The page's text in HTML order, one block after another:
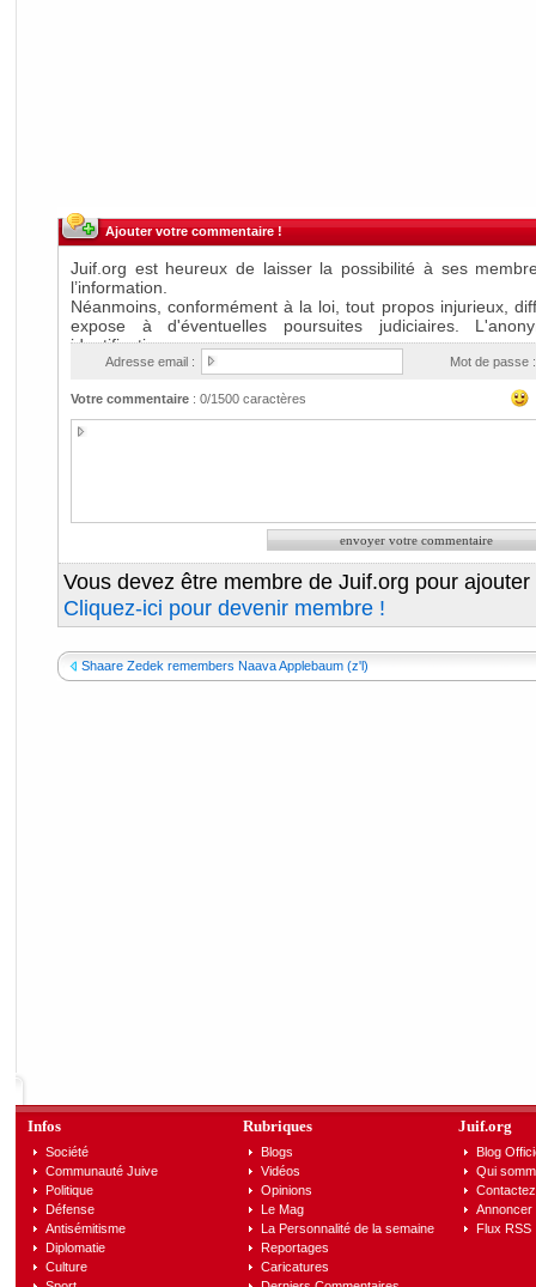
Ajouter votre commentaire !
Adresse email : Mot de passe :
Votre commentaire: 0/1500 caractères
Vous devez être membre de Juif.org pour
Cliquez-ici pour devenir membre !
Shaare Zedek remembers Naava Applebaum (z'l)
Infos
Société
Communauté Juive
Politique
Défense
Antisémitisme
Diplomatie
Culture
Rubriques
Blogs
Vidéos
Opinions
Le Mag
La Personnalité de la semaine
Reportages
Caricatures
Juif.org
Blog
Qui
Annoncer
Flux RSS